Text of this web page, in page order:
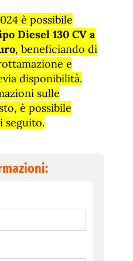
è possibile
Diesel 130 CV a
, beneficiando di
e
disponibilità.
sulle
è possibile
seguito.